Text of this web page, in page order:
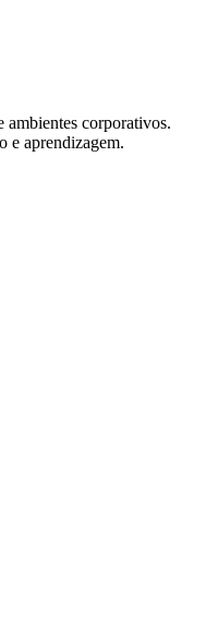
ambientes corporativos.
e aprendizagem.